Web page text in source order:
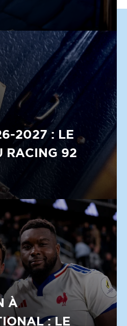
2027 : LE
RACING 92
À
: LE